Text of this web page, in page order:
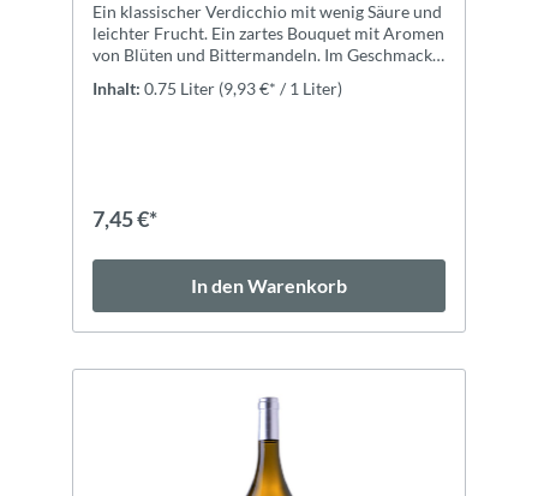
Ein klassischer Verdicchio mit wenig Säure und
leichter Frucht. Ein zartes Bouquet mit Aromen
von Blüten und Bittermandeln. Im Geschmack
Abgang.ZutatenTrauben, Konservierungsstoff:
Inhalt: 0.75 Liter (9,93 €* / 1 Liter)
7,45 €*
In den Warenkorb